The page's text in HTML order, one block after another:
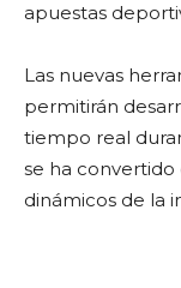
apuestas
Las nuevas
permitirán
tiempo real
se ha convertido
dinámicos de la